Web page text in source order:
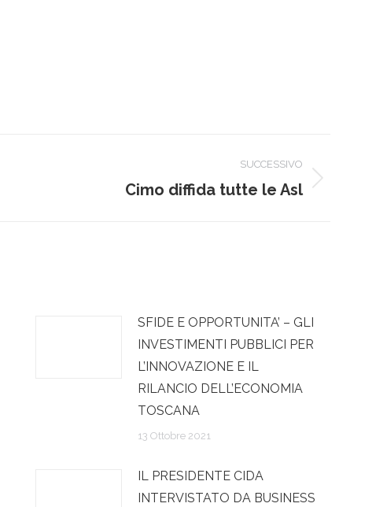
SUCCESSIVO
Cimo diffida tutte le Asl
SFIDE E OPPORTUNITA’ – GLI
INVESTIMENTI PUBBLICI PER
L’INNOVAZIONE E IL
RILANCIO DELL’ECONOMIA
TOSCANA
13 Ottobre 2021
IL PRESIDENTE CIDA
INTERVISTATO DA BUSINESS